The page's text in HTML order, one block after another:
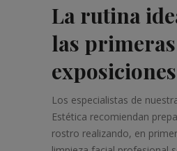
La rutina
las primeras
Los especialistas de
Estética recomiendan
rostro realizando, en